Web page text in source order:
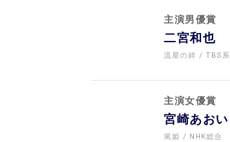
主演男優賞
二宮和也
流星の絆 TBS系
主演女優賞
宮崎あおい
篤姫 NHK総合